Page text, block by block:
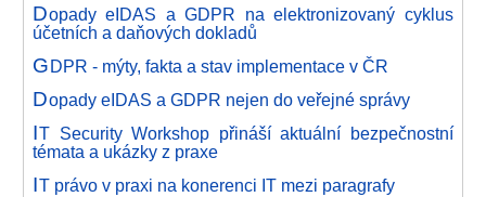
Dopady eIDAS a GDPR na elektronizovaný cyklus
účetních a daňových dokladů
GDPR - mýty, fakta a stav implementace v ČR
Dopady eIDAS a GDPR nejen do veřejné správy
IT Security Workshop přináší aktuální bezpečnostní
témata a ukázky z praxe
IT právo v praxi na konerenci IT mezi paragrafy